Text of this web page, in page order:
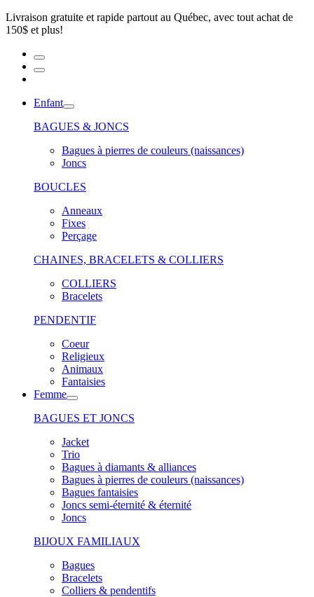
Livraison gratuite et rapide partout au Québec, avec tout achat de
150$ et plus!
Enfant
BAGUES & JONCS
Bagues à pierres de couleurs (naissances)
Joncs
BOUCLES
Anneaux
Fixes
Perçage
CHAINES, BRACELETS & COLLIERS
COLLIERS
Bracelets
PENDENTIF
Coeur
Religieux
Animaux
Fantaisies
Femme
BAGUES ET JONCS
Jacket
Trio
Bagues à diamants & alliances
Bagues à pierres de couleurs (naissances)
Bagues fantaisies
Joncs semi-éternité & éternité
Joncs
BIJOUX FAMILIAUX
Bagues
Bracelets
Colliers & pendentifs